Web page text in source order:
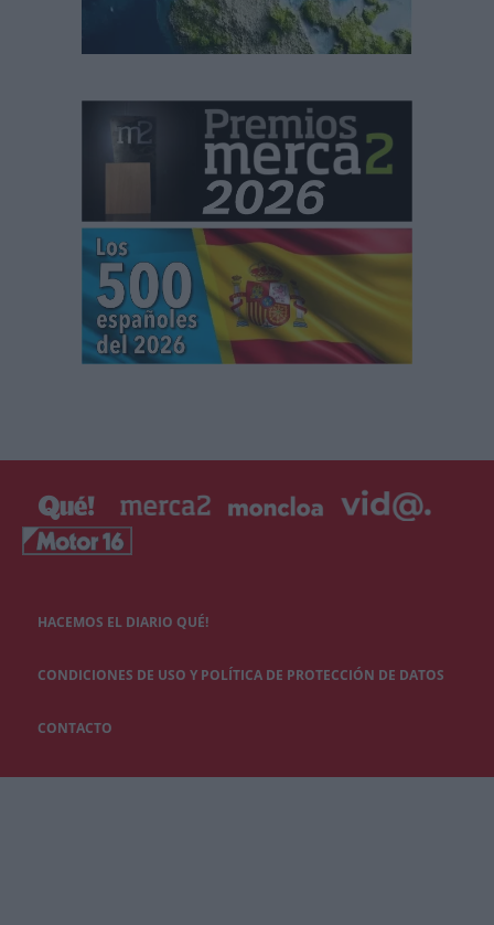
HACEMOS EL DIARIO QUÉ!
CONDICIONES DE USO Y POLÍTICA DE PROTECCIÓN DE DATOS
CONTACTO